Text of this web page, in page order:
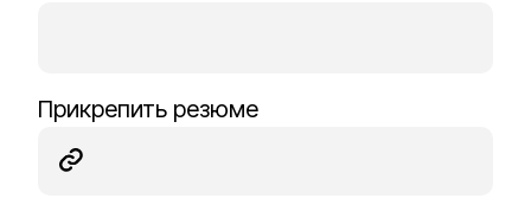
Прикрепить резюме